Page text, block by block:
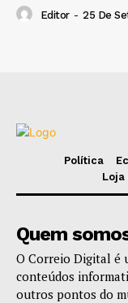
Editor - 25 De
Política
Loja
Quem
O Correio Digital é
conteúdos
outros pontos do